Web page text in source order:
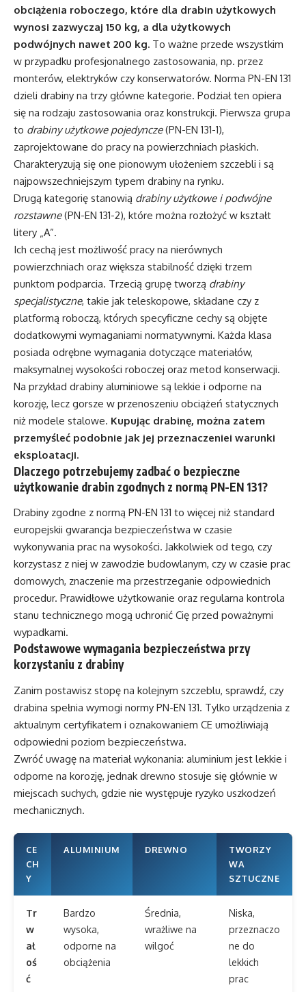
obciążenia roboczego, które dla drabin użytkowych
wynosi zazwyczaj 150 kg, a dla użytkowych
podwójnych nawet 200 kg. To ważne przede wszystkim
w przypadku profesjonalnego zastosowania, np. przez
monterów, elektryków czy konserwatorów. Norma PN-EN 131
dzieli drabiny na trzy główne kategorie. Podział ten opiera
się na rodzaju zastosowania oraz konstrukcji. Pierwsza grupa
to drabiny użytkowe pojedyncze(PN-EN 131-1),
zaprojektowane do pracy na powierzchniach płaskich.
Charakteryzują się one pionowym ułożeniem szczebli i są
najpowszechniejszym typem drabiny na rynku.
Drugą kategorię stanowią drabiny użytkowe i podwójne
rozstawne(PN-EN 131-2), które można rozłożyć w kształt
litery „A”.
Ich cechą jest możliwość pracy na nierównych
powierzchniach oraz większa stabilność dzięki trzem
punktom podparcia. Trzecią grupę tworzą drabiny
specjalistyczne, takie jak teleskopowe, składane czy z
platformą roboczą, których specyficzne cechy są objęte
dodatkowymi wymaganiami normatywnymi. Każda klasa
posiada odrębne wymagania dotyczące materiałów,
maksymalnej wysokości roboczej oraz metod konserwacji.
Na przykład drabiny aluminiowe są lekkie i odporne na
korozję, lecz gorsze w przenoszeniu obciążeń statycznych
niż modele stalowe. Kupując drabinę, można zatem
przemyśleć podobnie jak jej przeznaczeniei warunki
eksploatacji.
Dlaczego potrzebujemy zadbać o bezpieczne
użytkowanie drabin zgodnych z normą PN-EN 131?
Drabiny zgodne z normą PN-EN 131 to więcej niż standard
europejskii gwarancja bezpieczeństwa w czasie
wykonywania prac na wysokości. Jakkolwiek od tego, czy
korzystasz z niej w zawodzie budowlanym, czy w czasie prac
domowych, znaczenie ma przestrzeganie odpowiednich
procedur. Prawidłowe użytkowanie oraz regularna kontrola
stanu technicznego mogą uchronić Cię przed poważnymi
wypadkami.
Podstawowe wymagania bezpieczeństwa przy
korzystaniu z drabiny
Zanim postawisz stopę na kolejnym szczeblu, sprawdź, czy
drabina spełnia wymogi normy PN-EN 131. Tylko urządzenia z
aktualnym certyfikatem i oznakowaniem CE umożliwiają
odpowiedni poziom bezpieczeństwa.
Zwróć uwagę na materiał wykonania: aluminium jest lekkie i
odporne na korozję, jednak drewno stosuje się głównie w
miejscach suchych, gdzie nie występuje ryzyko uszkodzeń
mechanicznych.
CE
CH
Y
ALUMINIUM DREWNO
TWORZY
WA
SZTUCZNE
Tr
w
ał
oś
ć
Bardzo
wysoka,
odporne na
obciążenia
Średnia,
wrażliwe na
wilgoć
Niska,
przeznaczo
ne do
lekkich
prac